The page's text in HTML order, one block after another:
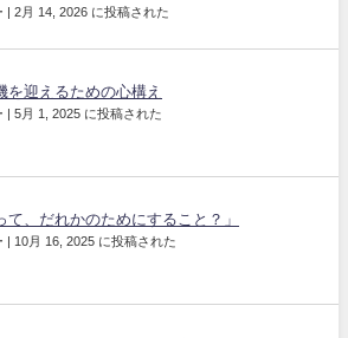
2月 14, 2026 に投稿された
を迎えるための心構え
5月 1, 2025 に投稿された
て、だれかのためにすること？」
10月 16, 2025 に投稿された